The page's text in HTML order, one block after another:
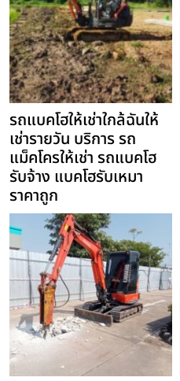
รถแบคโฮให้เช่าใกล้ฉันให้
เช่ารายวัน บริการ รถ
แม็คโครให้เช่า รถแบคโฮ
รับจ้าง แบคโฮรับเหมา
ราคาถูก